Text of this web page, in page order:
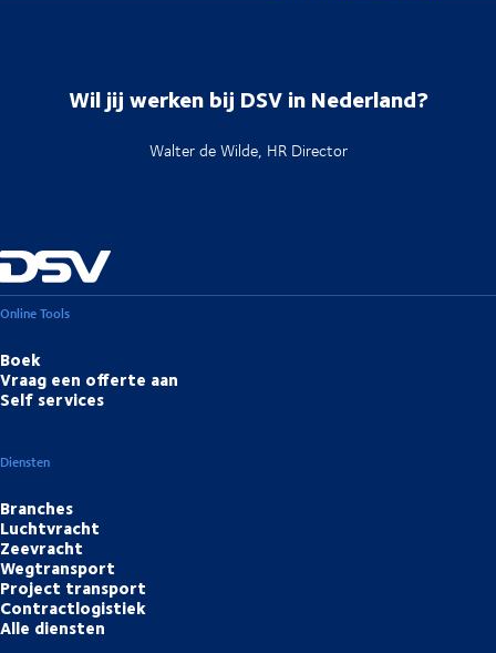
Wil jij werken bij DSV in Nederland?
Walter de Wilde, HR Director
Online Tools
Boek
Vraag een offerte aan
Self services
Diensten
Branches
Luchtvracht
Zeevracht
Wegtransport
Project transport
Contractlogistiek
Alle diensten